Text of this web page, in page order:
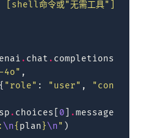
命令或"无需工具"]
. chat . completions
4o" ,
"role" : "user" , "content"
. choices 0 .message
\n{ plan}\n" )